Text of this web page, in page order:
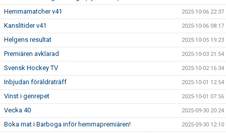
Hemmamatcher v41 2025-10-06 22:37
Kanslitider v41 2025-10-06 08:17
Helgens resultat 2025-10-05 19:23
Premiären avklarad 2025-10-03 21:54
Svensk Hockey TV 2025-10-02 16:34
Inbjudan föräldraträff 2025-10-01 12:54
Vinst i genrepet 2025-10-01 07:56
Vecka 40 2025-09-30 20:24
Boka mat i Barboga inför hemmapremiären! 2025-09-30 12:10